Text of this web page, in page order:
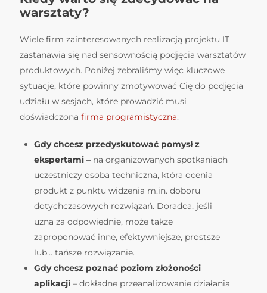
warsztaty?
Wiele firm zainteresowanych realizacją projektu IT
zastanawia się nad sensownością podjęcia warsztatów
produktowych. Poniżej zebraliśmy więc kluczowe
sytuacje, które powinny zmotywować Cię do podjęcia
udziału w sesjach, które prowadzić musi
doświadczona firma programistyczna:
Gdy chcesz przedyskutować pomysł z
ekspertami – na organizowanych spotkaniach
uczestniczy osoba techniczna, która ocenia
produkt z punktu widzenia m.in. doboru
dotychczasowych rozwiązań. Doradca, jeśli
uzna za odpowiednie, może także
zaproponować inne, efektywniejsze, prostsze
lub… tańsze rozwiązanie.
Gdy chcesz poznać poziom złożoności
aplikacji – dokładne przeanalizowanie działania